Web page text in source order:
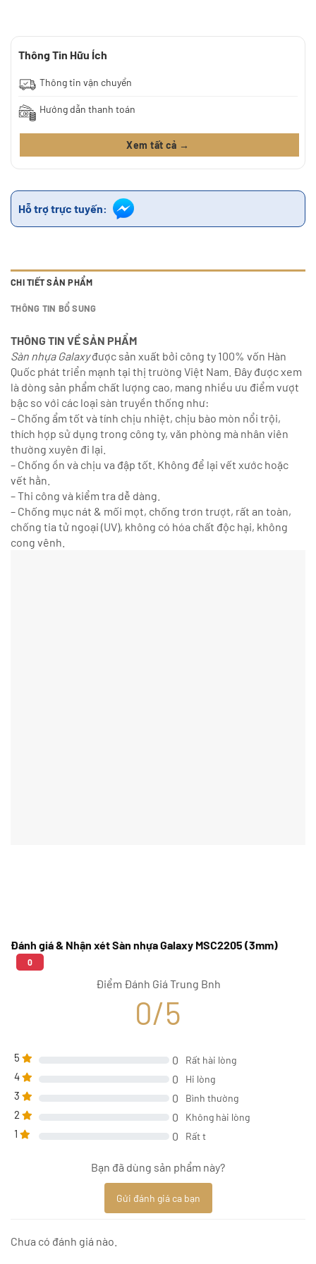
Thông Tin Hữu Ích
Thông tin vận chuyển
Hướng dẫn thanh toán
Xem tất cả →
Hỗ trợ trực tuyến:
CHI TIẾT SẢN PHẨM
THÔNG TIN BỔ SUNG
THÔNG TIN VỀ SẢN PHẨM
Sàn nhựa Galaxyđược sản xuất bởi công ty 100% vốn Hàn
Quốc phát triển mạnh tại thị trường Việt Nam. Đây được xem
là dòng sản phẩm chất lượng cao, mang nhiều ưu điểm vượt
bậc so với các loại sàn truyền thống như:
– Chống ẩm tốt và tính chịu nhiệt, chịu bào mòn nổi trội,
thích hợp sử dụng trong công ty, văn phòng mà nhân viên
thường xuyên đi lại.
– Chống ồn và chịu va đập tốt. Không để lại vết xước hoặc
vết hằn.
– Thi công và kiểm tra dễ dàng.
– Chống mục nát & mối mọt, chống trơn trượt, rất an toàn,
chống tia tử ngoại (UV), không có hóa chất độc hại, không
cong vênh.
Đánh giá & Nhận xét Sàn nhựa Galaxy MSC2205 (3mm)
0
Điểm Đánh Giá Trung Bnh
0/5
5 0 Rất hài lòng
4 0 Hi lòng
3 0 Bình thường
2 0 Không hài lòng
1 0 Rất t
Bạn đã dùng sản phẩm này?
Gửi đánh giá ca bạn
Chưa có đánh giá nào.